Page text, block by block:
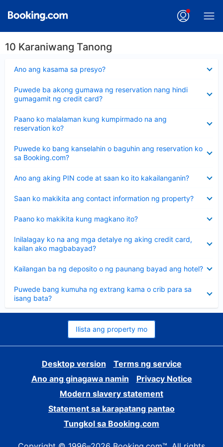
10 Karaniwang Tanong
Ano ang kasama sa presyo?
ang
Puwede ba akong gumawa ng reservation nang hindi
gumagamit ng credit card?
ang
sagot
Paano ko malalaman kung kumpirmado na ang
reservation ko?
ang
sagot
Puwede ko bang kanselahin o baguhin ang reservation ko
sa Booking.com?
ang
sagot
Ano ang aking PIN code at saan ko ito kakailanganin?
ang
Saan ko makikita ang contact information ng property?
ang
Paano ko makikita kung magkano ito?
ang
Inilalagay ko na ang mga detalye ng aking credit card,
kailan ako magbabayad?
ang
sagot
Kailangan ba ng deposito o ng paunang bayad ang hotel?
ang
Puwede bang kumuha ng extrang kama o crib para sa
isang bata?
ang
sagot
Ilista ang property mo
Desktop version
Terms ng service
Ano ang ginagawa namin
Privacy Notice
Modern slavery statement
Statement sa karapatang pantao
Tungkol sa Booking.com